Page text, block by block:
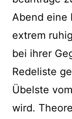
Abend eine
extrem
bei ihrer
Redeliste
Übelste
wird.